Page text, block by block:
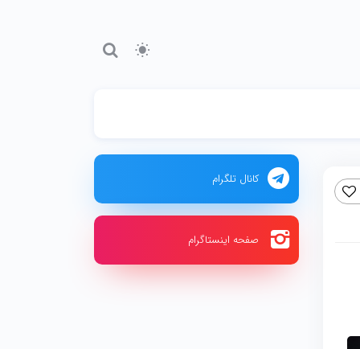
کانال تلگرام
صفحه اینستاگرام